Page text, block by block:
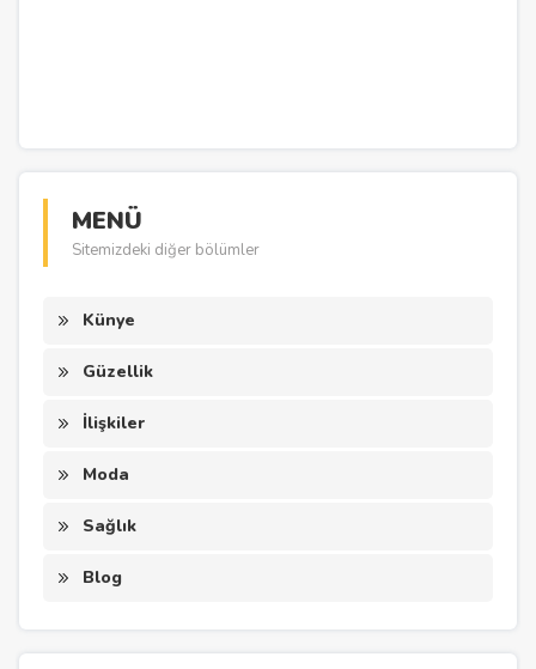
MENÜ
Sitemizdeki diğer bölümler
Künye
Güzellik
İlişkiler
Moda
Sağlık
Blog